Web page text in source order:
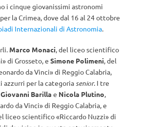
i cinque giovanissimi astronomi
la Crimea, dove dal 16 al 24 ottobre
Internazionali di Astronomia.
Marco Monaci, del liceo scientifico
di Grosseto, e Simone Polimeni, del
da Vinci» di Reggio Calabria,
azzurri per la categoriasenior. I tre
Giovanni Barilla e Nicola Plutino,
da Vinci» di Reggio Calabria, e
liceo scientifico «Riccardo Nuzzi» di